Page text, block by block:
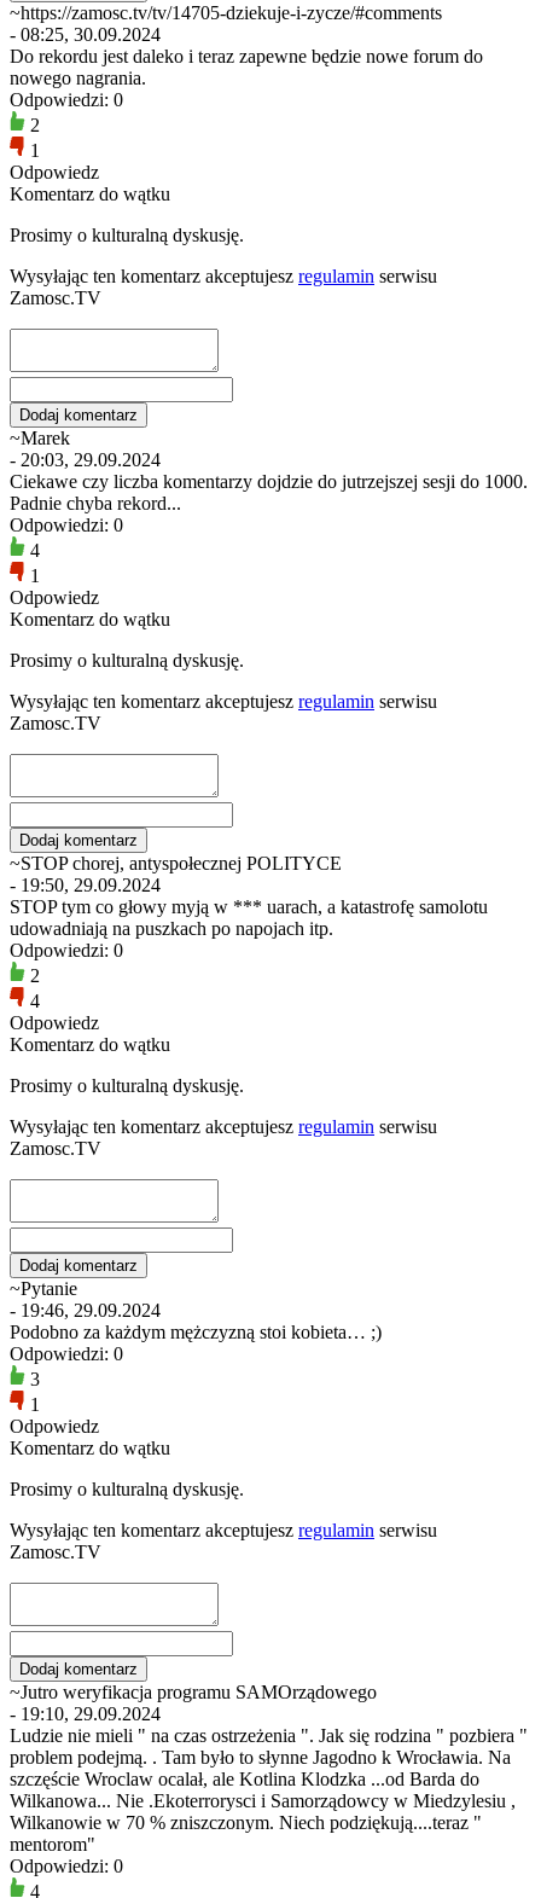
~https://zamosc.tv/tv/14705-dziekuje-i-zycze/#comments
- 08:25, 30.09.2024
Do rekordu jest daleko i teraz zapewne będzie nowe forum do
nowego nagrania.
Odpowiedzi: 0
2
1
Odpowiedz
Komentarz do wątku
Prosimy o kulturalną dyskusję.
Wysyłając ten komentarz akceptujesz regulamin serwisu
Zamosc.TV
~Marek
- 20:03, 29.09.2024
Ciekawe czy liczba komentarzy dojdzie do jutrzejszej sesji do 1000.
Padnie chyba rekord...
Odpowiedzi: 0
4
1
Odpowiedz
Komentarz do wątku
Prosimy o kulturalną dyskusję.
Wysyłając ten komentarz akceptujesz regulamin serwisu
Zamosc.TV
~STOP chorej, antyspołecznej POLITYCE
- 19:50, 29.09.2024
STOP tym co głowy myją w *** uarach, a katastrofę samolotu
udowadniają na puszkach po napojach itp.
Odpowiedzi: 0
2
4
Odpowiedz
Komentarz do wątku
Prosimy o kulturalną dyskusję.
Wysyłając ten komentarz akceptujesz regulamin serwisu
Zamosc.TV
~Pytanie
- 19:46, 29.09.2024
Podobno za każdym mężczyzną stoi kobieta… ;)
Odpowiedzi: 0
3
1
Odpowiedz
Komentarz do wątku
Prosimy o kulturalną dyskusję.
Wysyłając ten komentarz akceptujesz regulamin serwisu
Zamosc.TV
~Jutro weryfikacja programu SAMOrządowego
- 19:10, 29.09.2024
Ludzie nie mieli " na czas ostrzeżenia ". Jak się rodzina " pozbiera "
problem podejmą. . Tam było to słynne Jagodno k Wrocławia. Na
szczęście Wroclaw ocalał, ale Kotlina Klodzka ...od Barda do
Wilkanowa... Nie .Ekoterrorysci i Samorządowcy w Miedzylesiu ,
Wilkanowie w 70 % zniszczonym. Niech podziękują....teraz "
mentorom"
Odpowiedzi: 0
4